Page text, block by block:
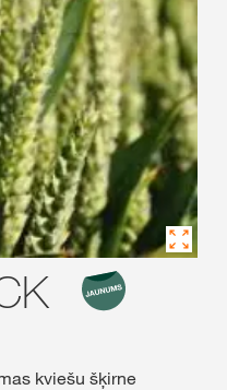
kviešu šķirne